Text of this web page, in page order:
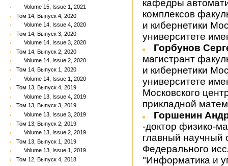
Volume 15, Issue 1, 2021
Том 14, Выпуск 4, 2020
Volume 14, Issue 4, 2020
Том 14, Выпуск 3, 2020
Volume 14, Issue 3, 2020
Том 14, Выпуск 2, 2020
Volume 14, Issue 2, 2020
Том 14, Выпуск 1, 2020
Volume 14, Issue 1, 2020
Том 13, Выпуск 4, 2019
Volume 13, Issue 4, 2019
Том 13, Выпуск 3, 2019
Volume 13, Issue 3, 2019
Том 13, Выпуск 2, 2019
Volume 13, Issue 2, 2019
Том 13, Выпуск 1, 2019
Volume 13, Issue 1, 2019
Том 12, Выпуск 4, 2018
кафедры
комплексов
и кибернетики
университете
Горбунов
магистрант
и кибернетики
университете
Московского
прикладной
Горшенин
-доктор физико-
главный научный
Федерального
"Информатика и